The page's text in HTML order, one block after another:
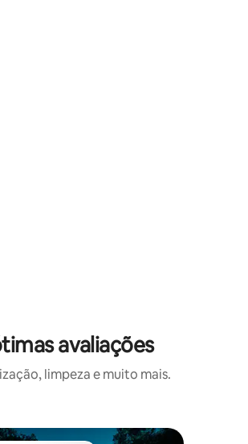
avaliações
limpeza e muito mais.